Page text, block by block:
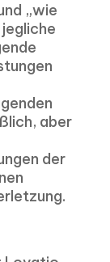
„wie
aber
der